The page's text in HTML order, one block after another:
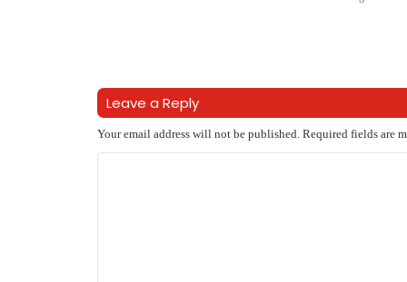
Leave a Reply
Your email address will not be published. Required fields are